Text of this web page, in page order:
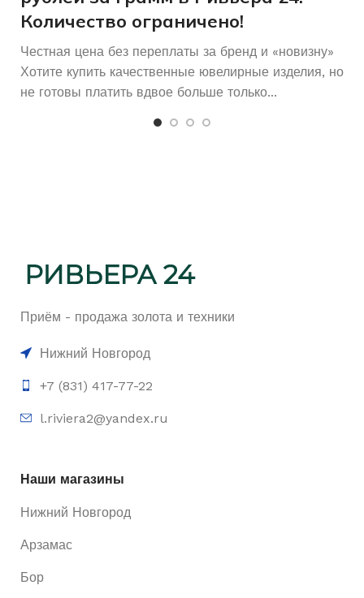
Количество ограничено!
Честная цена без переплаты за бренд и «новизну»
Хотите купить качественные ювелирные изделия, но
не готовы платить вдвое больше только...
Приём - продажа золота и техники
Нижний Новгород
+7 (831) 417-77-22
l.riviera2@yandex.ru
Наши магазины
Нижний Новгород
Арзамас
Бор